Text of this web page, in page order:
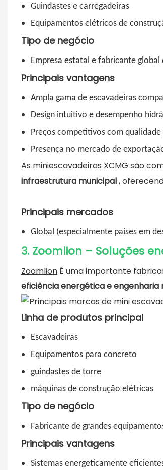
Guindastes e carregadeiras
Equipamentos elétricos de
Tipo de negócio
Empresa estatal e fabricante
Principais vantagens
Ampla gama de escavadeiras
Design intuitivo e desempenho
Preços competitivos com
Presença no mercado de
As miniescavadeiras XCMG são
infraestrutura municipal,
Principais mercados
Global (especialmente países em
3. Zoomlion – Soluções
Zoomlion É uma importante
eficiência energética e engenharia
Linha de produtos principal
Escavadeiras
Equipamentos para concreto
guindastes de torre
máquinas de construção elétricas
Tipo de negócio
Fabricante de grandes
Principais vantagens
Sistemas energeticamente